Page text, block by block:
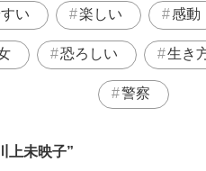
い 楽しい 感動
恐ろしい 生き
警察
上未映子